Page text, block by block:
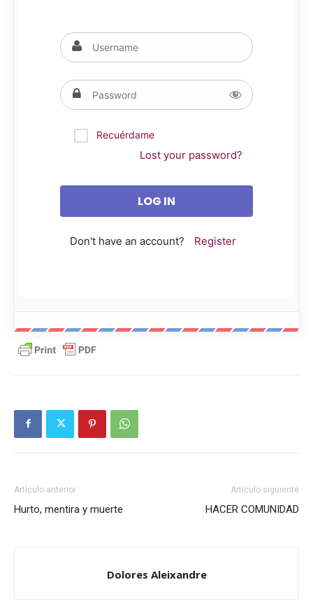
Recuérdame
Lost your password?
Don't have an account? Register
Artículo anterior
Hurto, mentira y muerte
Artículo siguiente
HACER COMUNIDAD
Dolores Aleixandre